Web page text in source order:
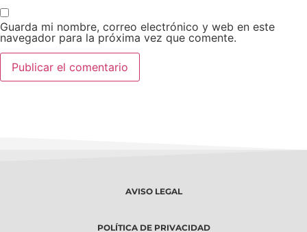
Guarda mi nombre, correo electrónico y web en este
navegador para la próxima vez que comente.
AVISO LEGAL
POLÍTICA DE PRIVACIDAD